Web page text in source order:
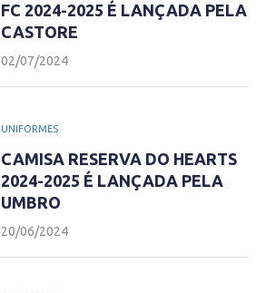
FC 2024-2025 É LANÇADA PELA
CASTORE
02/07/2024
UNIFORMES
CAMISA RESERVA DO HEARTS
2024-2025 É LANÇADA PELA
UMBRO
20/06/2024